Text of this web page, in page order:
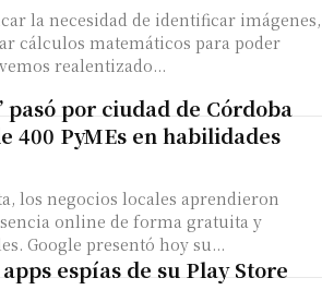
la necesidad de identificar imágenes,
cálculos matemáticos para poder
menudo vemos realentizado...
pasó por ciudad de Córdoba
400 PyMEs en habilidades
los negocios locales aprendieron
online de forma gratuita y
Google presentó hoy su...
espías de su Play Store